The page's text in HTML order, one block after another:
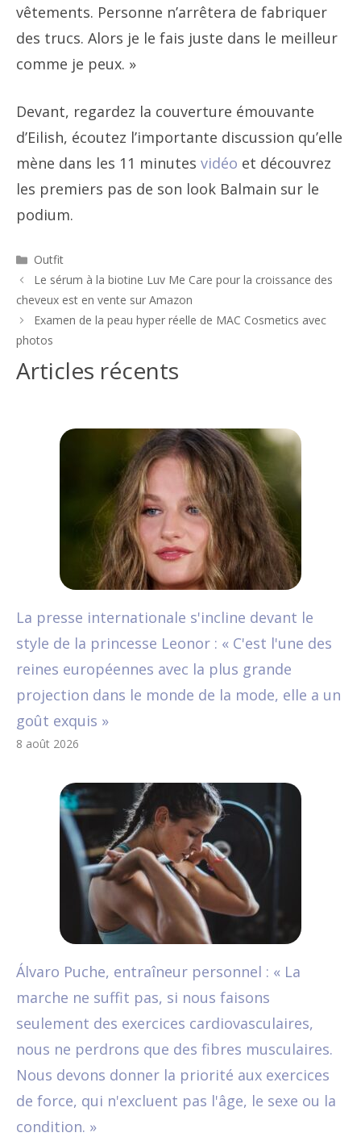
vêtements. Personne n’arrêtera de fabriquer
des trucs. Alors je le fais juste dans le meilleur
comme je peux. »
Devant, regardez la couverture émouvante
d’Eilish, écoutez l’importante discussion qu’elle
mène dans les 11 minutes vidéo et découvrez
les premiers pas de son look Balmain sur le
podium.
Catégories
Outfit
Navigation
des
Le sérum à la biotine Luv Me Care pour la croissance des
cheveux est en vente sur Amazon
Examen de la peau hyper réelle de MAC Cosmetics avec
photos
Articles récents
La presse internationale s'incline devant le
style de la princesse Leonor : « C'est l'une des
reines européennes avec la plus grande
projection dans le monde de la mode, elle a un
goût exquis »
8 août 2026
Álvaro Puche, entraîneur personnel : « La
marche ne suffit pas, si nous faisons
seulement des exercices cardiovasculaires,
nous ne perdrons que des fibres musculaires.
Nous devons donner la priorité aux exercices
de force, qui n'excluent pas l'âge, le sexe ou la
condition. »